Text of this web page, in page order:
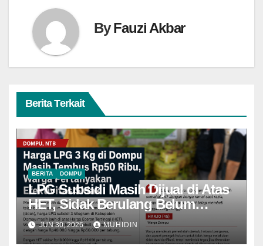
ByFauzi Akbar
Berita Terkait
BERITA DOMPU
LPG Subsidi Masih Dijual di Atas
HET, Sidak Berulang Belum
Mampu Menekan Harga
JUN 30, 2026 MUHIDIN